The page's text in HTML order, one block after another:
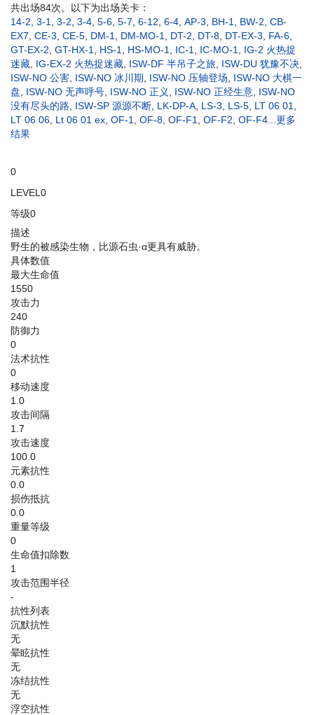
共出场84次。以下为出场关卡：
14-2 3-1 3-2 3-4 5-6 5-7 6-12 6-4 AP-3 BH-1 BW-2 CB-
EX7 CE-3 CE-5 DM-1 DM-MO-1 DT-2 DT-8 DT-EX-3 FA-6
GT-EX-2 GT-HX-1 HS-1 HS-MO-1 IC-1 IC-MO-1
IG-2 火热捉
迷藏 IG-EX-2 火热捉迷藏 ISW-DF 半吊子之旅 ISW-DU 犹豫不决
ISW-NO 公害 ISW-NO 冰川期 ISW-NO 压轴登场
ISW-NO 大棋一
盘
ISW-NO 无声呼号 ISW-NO 正义 ISW-NO 正经生意 ISW-NO
没有尽头的路
ISW-SP 源源不断 LK-DP-A LS-3 LS-5 LT 06 01
LT 06 06 Lt 06 01 ex OF-1 OF-8 OF-F1 OF-F2 OF-F4 ...更多
结果
0
LEVEL0
等级0
描述
野生的被感染生物，比源石虫·α更具有威胁。
具体数值
最大生命值
1550
攻击力
240
防御力
0
法术抗性
0
移动速度
1.0
攻击间隔
1.7
攻击速度
100.0
元素抗性
0.0
损伤抵抗
0.0
重量等级
0
生命值扣除数
1
攻击范围半径
-
抗性列表
沉默抗性
无
晕眩抗性
无
冻结抗性
无
浮空抗性